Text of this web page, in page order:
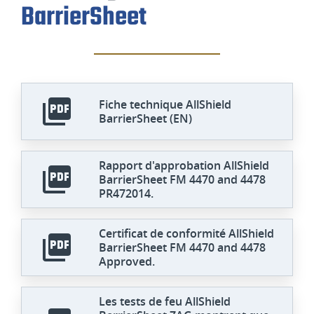
BarrierSheet
Fiche technique AllShield
BarrierSheet (EN)
Rapport d'approbation AllShield
BarrierSheet FM 4470 and 4478
PR472014.
Certificat de conformité AllShield
BarrierSheet FM 4470 and 4478
Approved.
Les tests de feu AllShield